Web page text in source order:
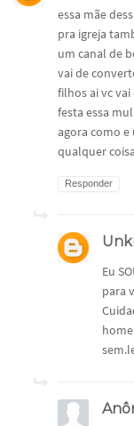
essa mãe
pra igreja
um canal de
vai de
filhos ai vc
festa essa
agora como e
qualquer
Responder
Eu
para